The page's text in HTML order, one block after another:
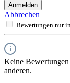
Anmelden
Abbrechen
Bewertungen nur
Keine
anderen.